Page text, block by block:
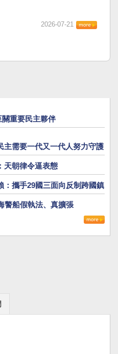
2026-07-21
重要民主夥伴
主需要一代又一代人努力守護
天朝律令逼表態
：攜手29國三面向反制跨國鎮
警船假執法、真擴張